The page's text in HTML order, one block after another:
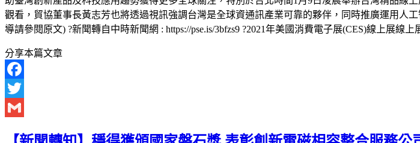
觀看，貿協董事長黃志芳也將透過視訊強調台灣是全球資通訊產業可靠的夥伴，同時推廣運用人
導請參閱原文) ?新聞轉自中時新聞網 : https://pse.is/3bfzs9 ?2021年美國消費電子展(CES)線上展線上
分享本篇文章
Facebook
Twitter